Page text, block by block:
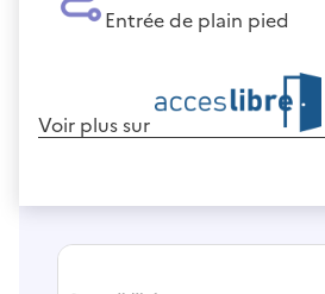
Entrée de plain pied
Voir plus sur